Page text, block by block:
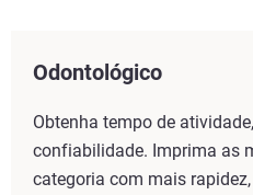
Odontológico
Obtenha tempo de
confiabilidade. Imprima as
categoria com mais